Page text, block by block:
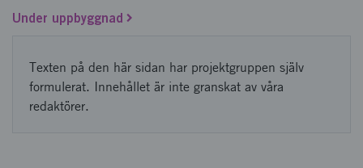
Under uppbyggnad
Texten på den här sidan har projektgruppen själv
formulerat. Innehållet är inte granskat av våra
redaktörer.